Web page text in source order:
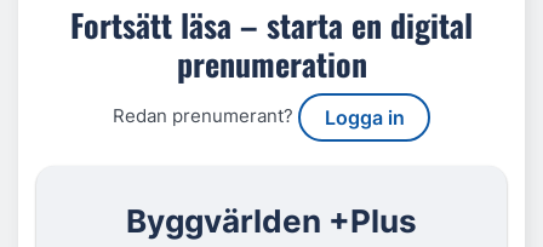
Fortsätt läsa – starta en digital
prenumeration
Redan prenumerant? Logga in
Byggvärlden +Plus